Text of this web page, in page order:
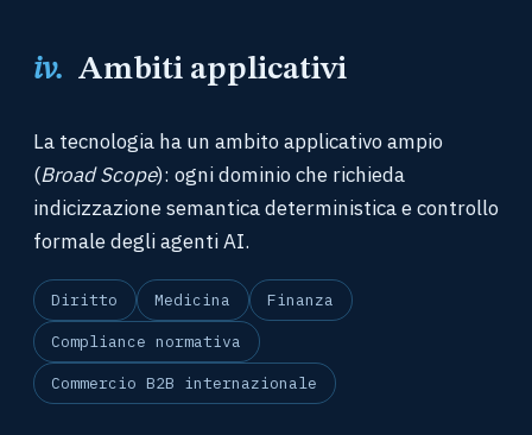
iv. Ambiti applicativi
La tecnologia ha un ambito applicativo ampio
(Broad Scope): ogni dominio che richieda
indicizzazione semantica deterministica e controllo
formale degli agenti AI.
Diritto Medicina Finanza
Compliance normativa
Commercio B2B internazionale